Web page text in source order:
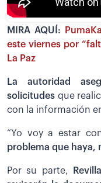
MIRA AQUÍ:
este viernes por
La Paz
La autoridad
solicitudes que
con la información
“Yo voy a estar
problema que haya,
Por su parte,